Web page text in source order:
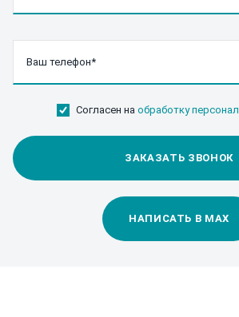
Согласен на обработку
ЗАКАЗАТЬ ЗВОНОК
НАПИСАТЬ В MAX